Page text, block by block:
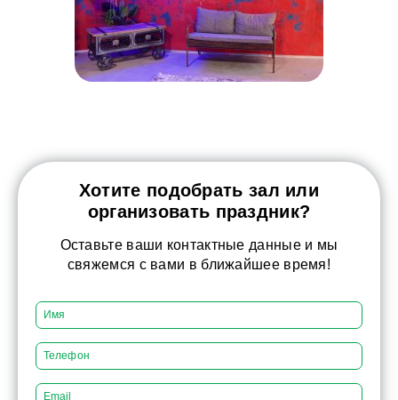
Хотите подобрать зал или
организовать праздник?
Оставьте ваши контактные данные и мы
свяжемся с вами в ближайшее время!